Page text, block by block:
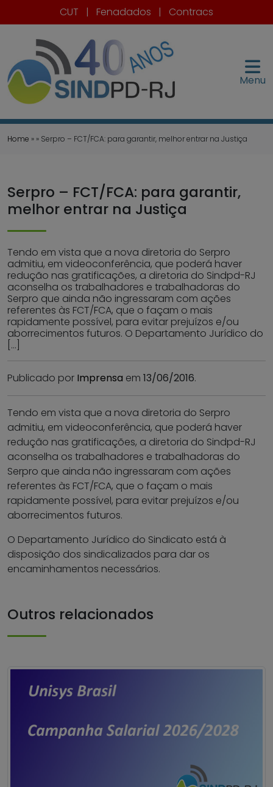
CUT | Fenadados | Contracs
Menu
Home » » Serpro – FCT/FCA: para garantir, melhor entrar na Justiça
Serpro – FCT/FCA: para garantir,
melhor entrar na Justiça
Tendo em vista que a nova diretoria do Serpro
admitiu, em videoconferência, que poderá haver
redução nas gratificações, a diretoria do Sindpd-RJ
aconselha os trabalhadores e trabalhadoras do
Serpro que ainda não ingressaram com ações
referentes às FCT/FCA, que o façam o mais
rapidamente possível, para evitar prejuízos e/ou
aborrecimentos futuros. O Departamento Jurídico do
[…]
Publicado por Imprensa em 13/06/2016.
Tendo em vista que a nova diretoria do Serpro
admitiu, em videoconferência, que poderá haver
redução nas gratificações, a diretoria do Sindpd-RJ
aconselha os trabalhadores e trabalhadoras do
Serpro que ainda não ingressaram com ações
referentes às FCT/FCA, que o façam o mais
rapidamente possível, para evitar prejuízos e/ou
aborrecimentos futuros.
O Departamento Jurídico do Sindicato está à
disposição dos sindicalizados para dar os
encaminhamentos necessários.
Outros relacionados